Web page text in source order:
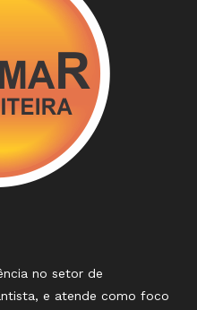
no setor de
e atende como foco